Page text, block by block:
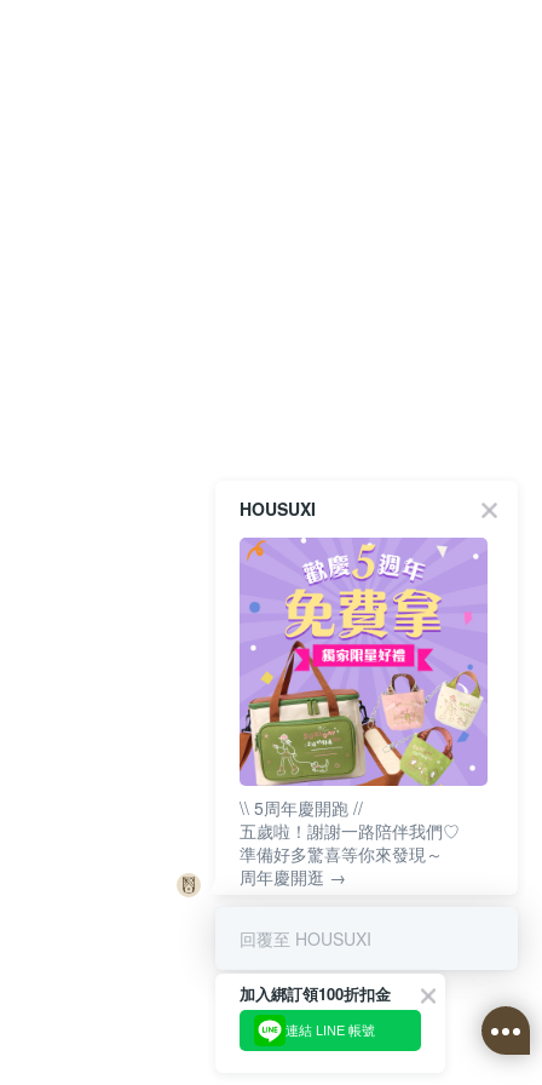
HOUSUXI
\\ 5周年慶開跑 //
五歲啦！謝謝一路陪伴我們♡
準備好多驚喜等你來發現～
周年慶開逛 →
回覆至 HOUSUXI
加入綁訂領100折扣金
連結 LINE 帳號